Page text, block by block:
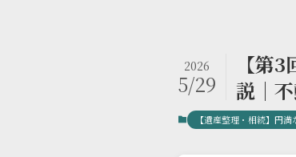
【第
説｜
2026
5/29
【遺産整理・相続】円満